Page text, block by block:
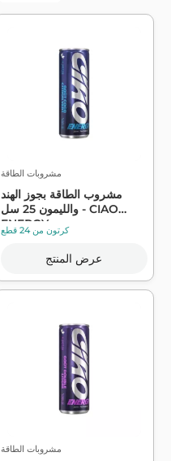
مشروبات الطاقة
مشروب الطاقة بجوز الهند
والليمون 25 سل - CIAO
ENERGYكرتون من 24 قطع
عرض المنتج
مشروبات الطاقة